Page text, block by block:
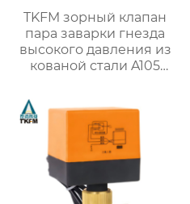
TKFM зорный клапан
пара заварки гнезда
высокого давления из
кованой стали A105